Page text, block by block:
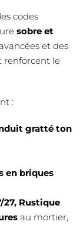
codes
sobre et
et des
renforcent le
:
gratté ton
en briques
27, Rustique
au mortier,